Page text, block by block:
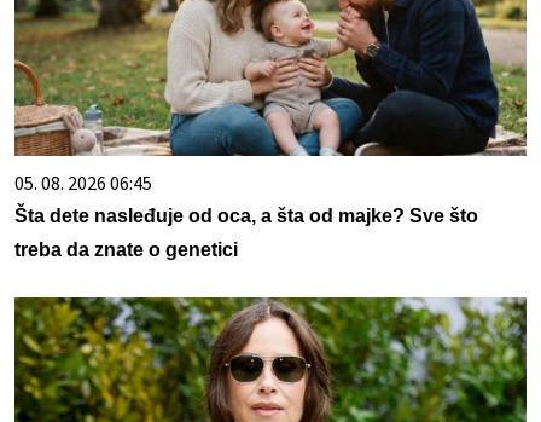
05. 08. 2026 06:45
Šta dete nasleđuje od oca, a šta od majke? Sve što
treba da znate o genetici